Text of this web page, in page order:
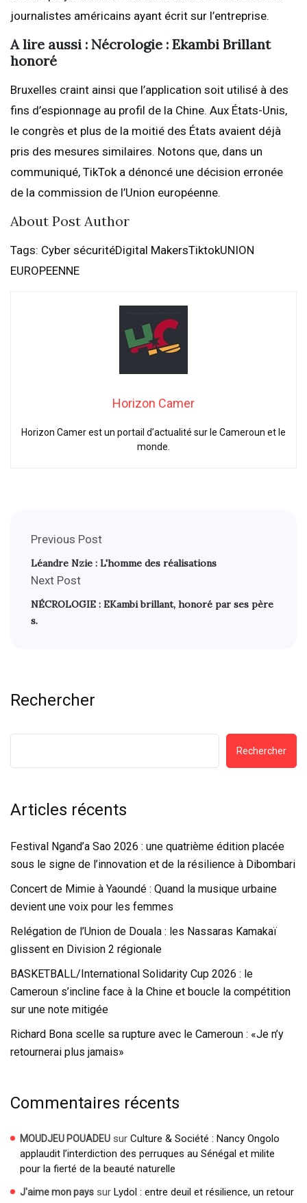
journalistes américains ayant écrit sur l’entreprise.
A lire aussi : Nécrologie : Ekambi Brillant
honoré
Bruxelles craint ainsi que l’application soit utilisé à des
fins d’espionnage au profil de la Chine. Aux États-Unis,
le congrès et plus de la moitié des États avaient déjà
pris des mesures similaires. Notons que, dans un
communiqué, TikTok a dénoncé une décision erronée
de la commission de l’Union européenne.
About Post Author
Tags: Cyber sécuritéDigital MakersTiktokUNION
EUROPEENNE
Horizon Camer
Horizon Camer est un portail d’actualité sur le Cameroun et le
monde.
Previous Post
Léandre Nzie : L'homme des réalisations
Next Post
NÉCROLOGIE : EKambi brillant, honoré par ses père
s.
Rechercher
Rechercher
Articles récents
Festival Ngand’a Sao 2026 : une quatrième édition placée
sous le signe de l’innovation et de la résilience à Dibombari
Concert de Mimie à Yaoundé : Quand la musique urbaine
devient une voix pour les femmes
Relégation de l’Union de Douala : les Nassaras Kamakaï
glissent en Division 2 régionale
BASKETBALL/International Solidarity Cup 2026 : le
Cameroun s’incline face à la Chine et boucle la compétition
sur une note mitigée
Richard Bona scelle sa rupture avec le Cameroun : «Je n’y
retournerai plus jamais»
Commentaires récents
MOUDJEU POUADEU sur Culture & Société : Nancy Ongolo
applaudit l’interdiction des perruques au Sénégal et milite
pour la fierté de la beauté naturelle
J'aime mon pays sur Lydol : entre deuil et résilience, un retour